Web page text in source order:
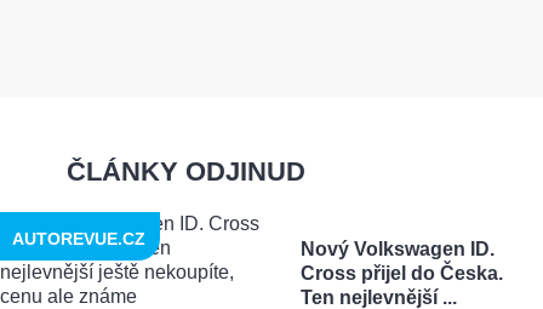
ČLÁNKY ODJINUD
Nový Volkswagen ID.
Cross přijel do Česka.
Ten nejlevnější ...
AUTOREVUE.CZ